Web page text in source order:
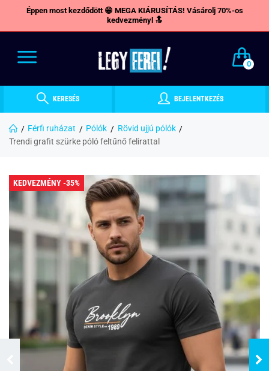
Éppen most kezdődött 😁 MEGA KIÁRUSÍTÁS! Vásárolj 70%-os
kedvezményl 🔝
0
KERESÉS BEJELENTKEZÉS
Férfi ruházat Pólók
Rövid ujjú pólók
Trendi grafit szürke póló feltűnő felirattal
KEDVEZMÉNY -35%